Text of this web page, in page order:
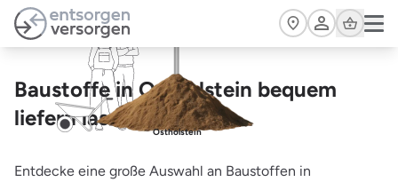
Zum Hauptinhalt springen
Cart
Baustoffe in Ostholstein bequem
liefern lassen
Ostholstein
Entdecke eine große Auswahl an Baustoffen in